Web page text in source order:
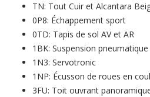
TN: Tout Cuir et Alcantara
0P8: Échappement sport
0TD: Tapis de sol AV et AR
1BK: Suspension pneumatique
1N3: Servotronic
1NP: Écusson de roues en
3FU: Toit ouvrant